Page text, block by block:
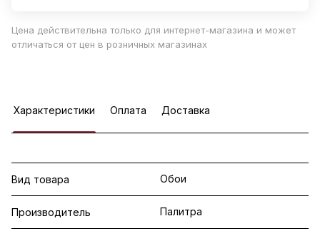
Цена действительна только для интернет-магазина и может
отличаться от цен в розничных магазинах
Характеристики Оплата Доставка
Вид товара Обои
Производитель Палитра